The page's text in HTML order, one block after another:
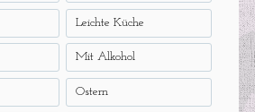
Leichte Küche
Mit Alkohol
Ostern